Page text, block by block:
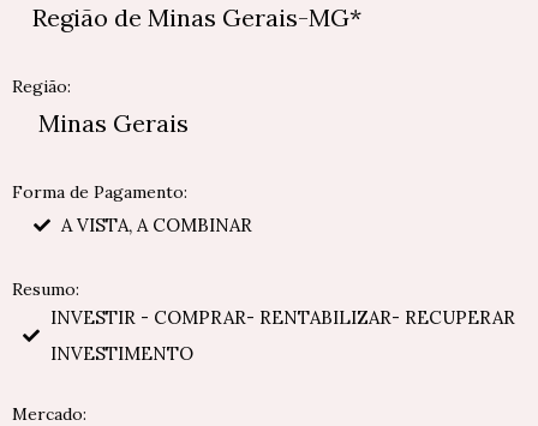
Região de Minas Gerais-MG*
Região:
Minas Gerais
Forma de Pagamento:
A VISTA, A COMBINAR
Resumo:
INVESTIR - COMPRAR- RENTABILIZAR- RECUPERAR
INVESTIMENTO
Mercado: